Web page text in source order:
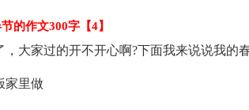
的作文300字【4】
家过的开不开心啊?下面我来说说我的春
里做